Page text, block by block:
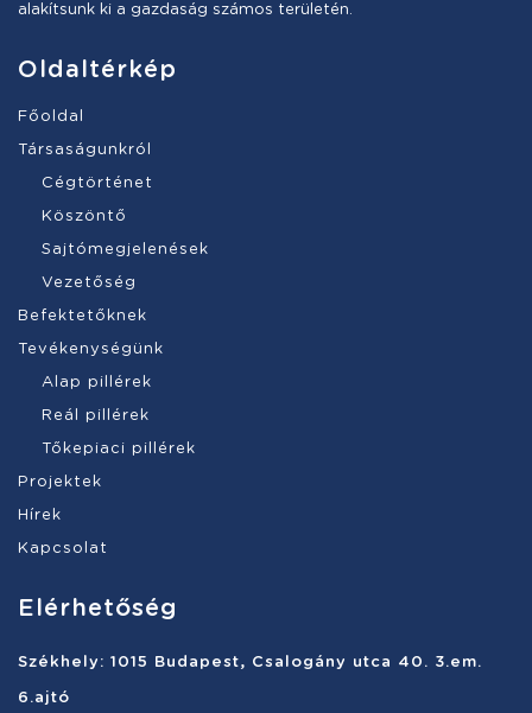
alakítsunk ki a gazdaság számos területén.
Oldaltérkép
Főoldal
Társaságunkról
Cégtörténet
Köszöntő
Sajtómegjelenések
Vezetőség
Befektetőknek
Tevékenységünk
Alap pillérek
Reál pillérek
Tőkepiaci pillérek
Projektek
Hírek
Kapcsolat
Elérhetőség
Székhely: 1015 Budapest, Csalogány utca 40. 3.em.
6.ajtó